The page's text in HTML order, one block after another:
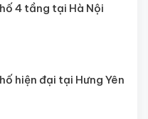
4 tầng tại Hà Nội
hiện đại tại Hưng Yên